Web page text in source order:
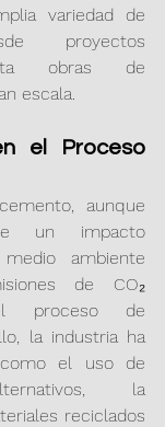
variedad de
proyectos
obras de
escala.
el Proceso
aunque
un impacto
ambiente
de CO₂
proceso de
la industria ha
como el uso de
la
reciclados